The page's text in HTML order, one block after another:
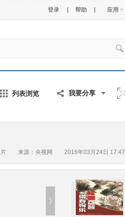
帮助 应用
登录
列表浏览 我要分享
来源：央视网 2016年03月24日 17:47